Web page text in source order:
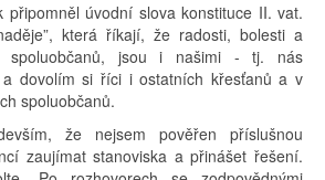
připomněl úvodní slova konstituce II. vat.
která říkají, že radosti, bolesti a
spoluobčanů, jsou i našimi - tj. nás
a dovolím si říci i ostatních křesťanů a v
spoluobčanů.
že nejsem pověřen příslušnou
zaujímat stanoviska a přinášet řešení.